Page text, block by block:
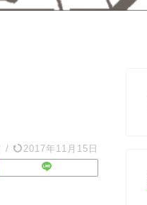
/ 2017年11月15日